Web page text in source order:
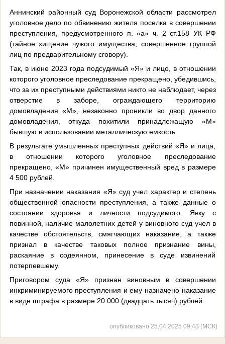
Аннинский районный суд Воронежской области рассмотрел
уголовное дело по обвинению жителя поселка в совершении
преступления, предусмотренного п. «а» ч. 2 ст.158 УК РФ
(тайное хищение чужого имущества, совершенное группой
лиц по предварительному сговору).
Так, в июне 2023 года подсудимый «Я» и лицо, в отношении
которого уголовное преследование прекращено, убедившись,
что за их преступными действиями никто не наблюдает, через
отверстие в заборе, ограждающего территорию
домовладения «М», незаконно проникли во двор данного
домовладения, откуда похитили принадлежащую «М»
бывшую в использовании металлическую емкость.
В результате умышленных преступных действий «Я» и лица,
в отношении которого уголовное преследование
прекращено, «М» причинен имущественный вред в размере
4 500 рублей.
При назначении наказания «Я» суд учел характер и степень
общественной опасности преступления, а также данные о
состоянии здоровья и личности подсудимого. Явку с
повинной, наличие малолетних детей у виновного суд учел в
качестве обстоятельств, смягчающих наказание, а также
признал в качестве таковых полное признание вины,
раскаяние в содеянном, принесение в суде извинений
потерпевшему.
Приговором суда «Я» признан виновным в совершении
инкриминируемого преступления и ему назначено наказание
в виде штрафа в размере 20 000 (двадцать тысяч) рублей.
опубликовано 25.04.2025 09:43 (МСК)